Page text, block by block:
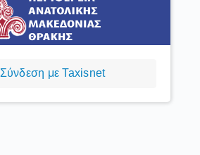
Σύνδεση με Taxisnet